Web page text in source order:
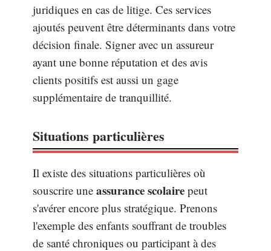
juridiques en cas de litige. Ces services
ajoutés peuvent être déterminants dans votre
décision finale. Signer avec un assureur
ayant une bonne réputation et des avis
clients positifs est aussi un gage
supplémentaire de tranquillité.
Situations particulières
Il existe des situations particulières où
souscrire une assurance scolaire peut
s'avérer encore plus stratégique. Prenons
l'exemple des enfants souffrant de troubles
de santé chroniques ou participant à des